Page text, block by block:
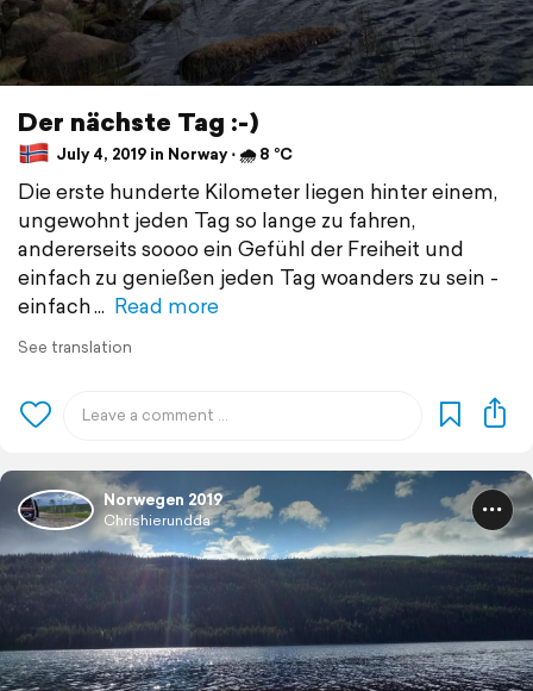
Der nächste Tag :-)
July 4, 2019 in Norway ⋅ 🌧 8 °C
Die erste hunderte Kilometer liegen hinter einem,
ungewohnt jeden Tag so lange zu fahren,
andererseits soooo ein Gefühl der Freiheit und
einfach zu genießen jeden Tag woanders zu sein -
einfach
Read more
See translation
Norwegen 2019
Chrishierundda